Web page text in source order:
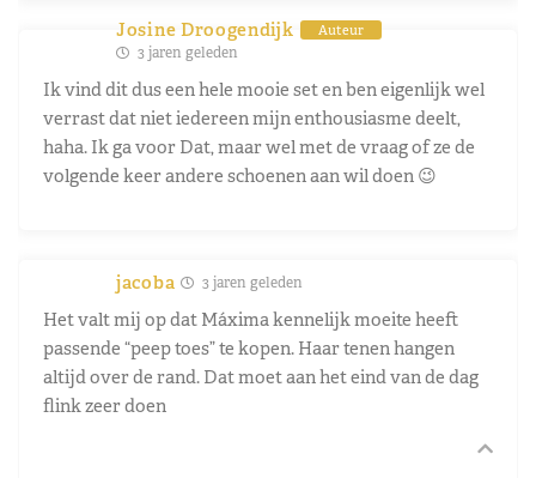
Josine Droogendijk Auteur
3 jaren geleden
Ik vind dit dus een hele mooie set en ben eigenlijk wel
verrast dat niet iedereen mijn enthousiasme deelt,
haha. Ik ga voor Dat, maar wel met de vraag of ze de
volgende keer andere schoenen aan wil doen 😉
jacoba 3 jaren geleden
Het valt mij op dat Máxima kennelijk moeite heeft
passende “peep toes” te kopen. Haar tenen hangen
altijd over de rand. Dat moet aan het eind van de dag
flink zeer doen